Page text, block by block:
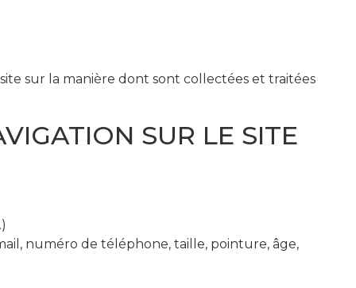
sur la manière dont sont collectées et traitées
SUR LE SITE
numéro de téléphone, taille, pointure, âge,